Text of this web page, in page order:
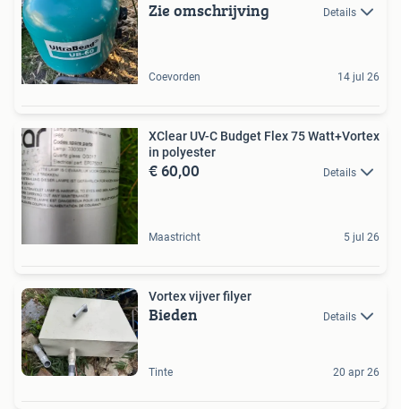
Zie omschrijving Details
Coevorden 14 jul 26
XClear UV-C Budget Flex 75 Watt+Vortex
in polyester
€ 60,00 Details
Maastricht 5 jul 26
Vortex vijver filyer
Bieden Details
Tinte 20 apr 26